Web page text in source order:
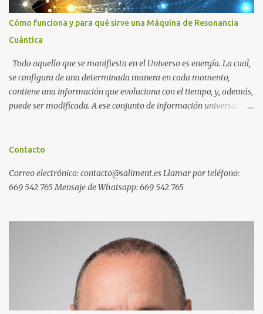
Cómo funciona y para qué sirve una Máquina de Resonancia
Cuántica
Todo aquello que se manifiesta en el Universo es energía. La cual,
se configura de una determinada manera en cada momento,
contiene una información que evoluciona con el tiempo, y, además,
puede ser modificada. A ese conjunto de información universal lo
pensamos en alguien que hace tiempo que no vemos y, de repente,
deseamos algo con intensidad y, contra toda probabilidad, termina
materializándose. O cuando experimentamos a diario una
puede recoger información del campo cuántico y modificarla a
distancia de forma inmediata. Ejemplos de programas generales
de resonancia cuántica: Ejemplos de programas específicos de
resonancia cuántic...
Contacto
Correo electrónico: contacto@saliment.es Llamar por teléfono:
669 542 765 Mensaje de Whatsapp: 669 542 765